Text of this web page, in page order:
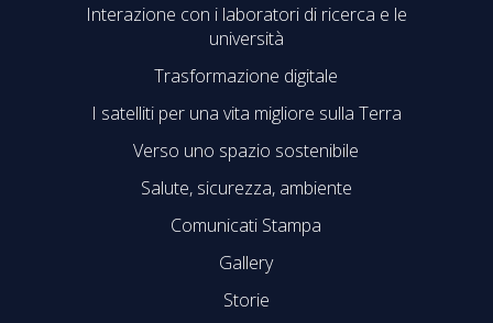
Interazione con i laboratori di ricerca e le
università
Trasformazione digitale
I satelliti per una vita migliore sulla Terra
Verso uno spazio sostenibile
Salute, sicurezza, ambiente
Comunicati Stampa
Gallery
Storie